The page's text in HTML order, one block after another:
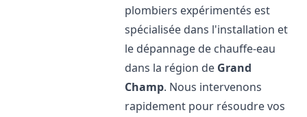
plombiers expérimentés est
spécialisée dans l'installation et
le dépannage de chauffe-eau
dans la région de Grand
Champ. Nous intervenons
rapidement pour résoudre vos